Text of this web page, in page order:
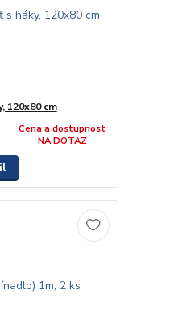
120x80 cm
Cena a dostupnost
NA DOTAZ